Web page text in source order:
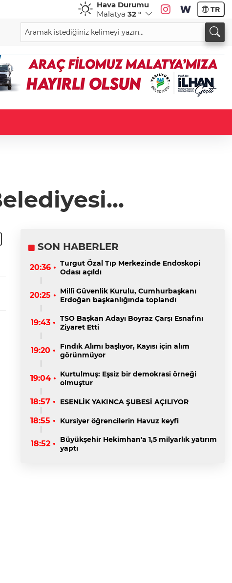
Hava Durumu
Malatya 32 ° TR
SON HABERLER
20:36 • Turgut Özal Tıp Merkezinde Endoskopi
Odası açıldı
20:25 • Millî Güvenlik Kurulu, Cumhurbaşkanı
Erdoğan başkanlığında toplandı
19:43 • TSO Başkan Adayı Boyraz Çarşı Esnafını
Ziyaret Etti
19:20 •
Fındık Alımı başlıyor, Kayısı için alım
görünmüyor
19:04 • Kurtulmuş: Eşsiz bir demokrasi örneği
olmuştur
18:57 • ESENLİK YAKINCA ŞUBESİ AÇILIYOR
18:55 • Kursiyer öğrencilerin Havuz keyfi
18:52 •
Büyükşehir Hekimhan'a 1,5 milyarlık yatırım
yaptı